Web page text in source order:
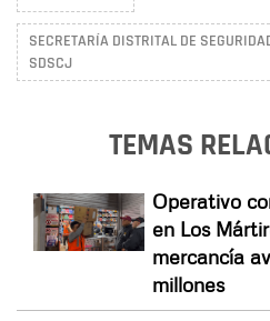
SECRETARÍA DISTRITAL DE
SDSCJ
TEMAS
Operativo
en Los
mercancía
millones